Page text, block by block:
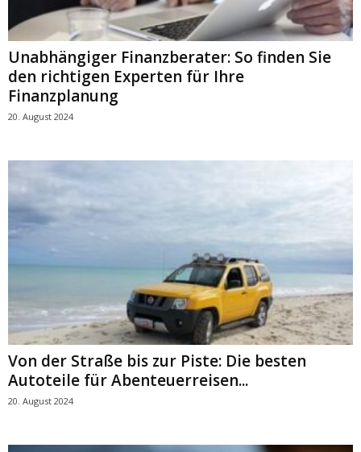
Unabhängiger Finanzberater: So finden Sie
den richtigen Experten für Ihre
Finanzplanung
20. August 2024
Von der Straße bis zur Piste: Die besten
Autoteile für Abenteuerreisen...
20. August 2024